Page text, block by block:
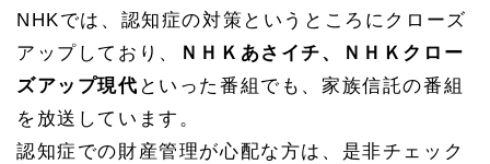
NHKでは、認知症の対策というところにクローズ
アップしており、
ＮＨＫあさイチ、ＮＨＫクロー
ズアップ現代 といった番組でも、家族信託の番組
を放送しています。
認知症での財産管理が心配な方は、是非チェック